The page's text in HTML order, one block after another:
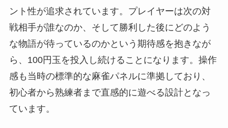
ント性が追求されています。プレイヤーは次の対
戦相手が誰なのか、そして勝利した後にどのよう
な物語が待っているのかという期待感を抱きなが
ら、100円玉を投入し続けることになります。操作
感も当時の標準的な麻雀パネルに準拠しており、
初心者から熟練者まで直感的に遊べる設計となっ
ています。